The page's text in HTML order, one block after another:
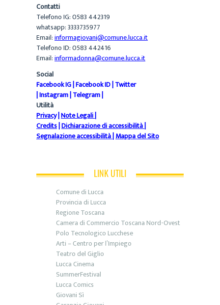
Contatti
Telefono IG: 0583 442319
whatsapp: 3333735977
Email:informagiovani@comune.lucca.it
Telefono ID: 0583 442416
Email:informadonna@comune.lucca.it
Social
Facebook IG|Facebook ID|Twitter
|Instagram|Telegram|
Utilità
Privacy|Note Legali|
Credits|Dichiarazione di accessibilità|
Segnalazione accessibilità|Mappa del Sito
LINK UTILI
Comune di Lucca
Provincia di Lucca
Regione Toscana
Camera di Commercio Toscana Nord-Ovest
Polo Tecnologico Lucchese
Arti – Centro per l’Impiego
Teatro del Giglio
Lucca Cinema
SummerFestival
Lucca Comics
Giovani Sì